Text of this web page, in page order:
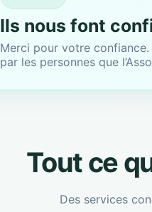
Ils nous font
Merci pour votre
par les personnes que
Tout ce
Des services